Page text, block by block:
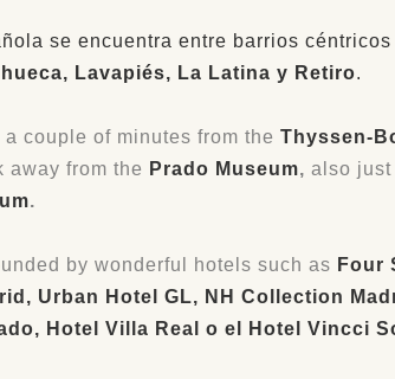
se encuentra entre barrios
Lavapiés, La Latina y Retiro.
a couple of minutes from the Thyssen-
away from the Prado Museum, also just
.
by wonderful hotels such as Four
Urban Hotel GL, NH Collection
Hotel Villa Real o el Hotel Vincci